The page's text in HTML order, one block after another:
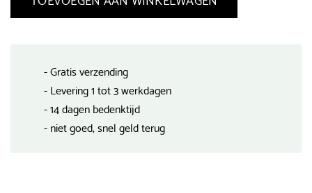
- Gratis verzending
- Levering 1 tot 3 werkdagen
- 14 dagen bedenktijd
- niet goed, snel geld terug